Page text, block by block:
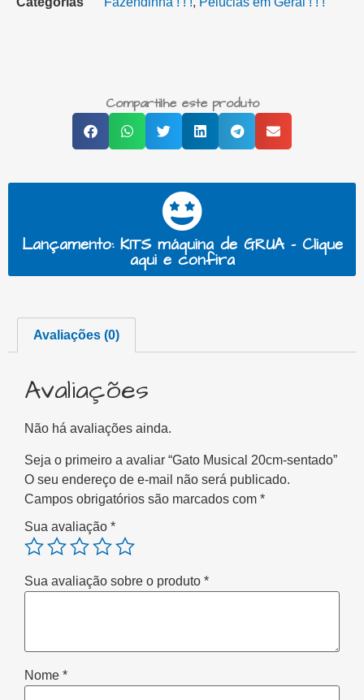
Compartilhe este produto
Lançamento: KITS máquina de GRUA - Clique
aqui e confira
Avaliações (0)
Avaliações
Não há avaliações ainda.
Seja o primeiro a avaliar “Gato Musical 20cm-sentado”
O seu endereço de e-mail não será publicado.
Campos obrigatórios são marcados com *
Sua avaliação *
Sua avaliação sobre o produto *
Nome *